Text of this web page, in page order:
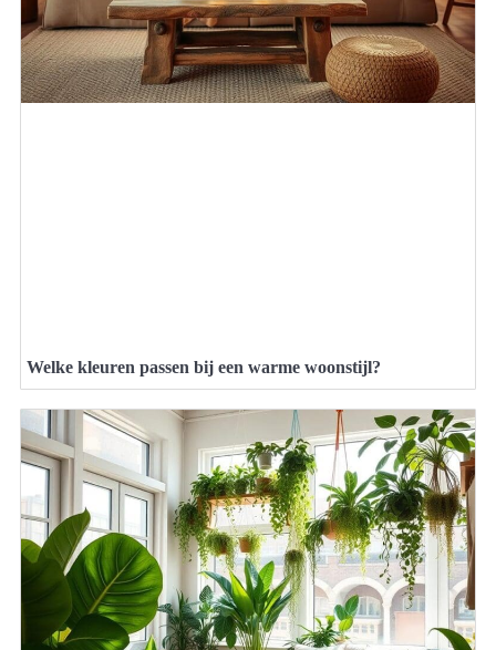
Welke kleuren passen bij een warme woonstijl?